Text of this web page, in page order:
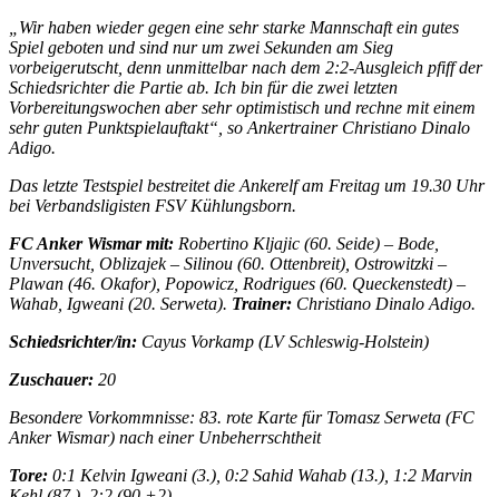
„Wir haben wieder gegen eine sehr starke Mannschaft ein gutes
Spiel geboten und sind nur um zwei Sekunden am Sieg
vorbeigerutscht, denn unmittelbar nach dem 2:2-Ausgleich pfiff der
Schiedsrichter die Partie ab. Ich bin für die zwei letzten
Vorbereitungswochen aber sehr optimistisch und rechne mit einem
sehr guten Punktspielauftakt“, so Ankertrainer Christiano Dinalo
Adigo.
Das letzte Testspiel bestreitet die Ankerelf am Freitag um 19.30 Uhr
bei Verbandsligisten FSV Kühlungsborn.
FC Anker Wismar mit: Robertino Kljajic (60. Seide) – Bode,
Unversucht, Oblizajek – Silinou (60. Ottenbreit), Ostrowitzki –
Plawan (46. Okafor), Popowicz, Rodrigues (60. Queckenstedt) –
Wahab, Igweani (20. Serweta). Trainer: Christiano Dinalo Adigo.
Schiedsrichter/in: Cayus Vorkamp (LV Schleswig-Holstein)
Zuschauer: 20
Besondere Vorkommnisse: 83. rote Karte für Tomasz Serweta (FC
Anker Wismar) nach einer Unbeherrschtheit
Tore: 0:1 Kelvin Igweani (3.), 0:2 Sahid Wahab (13.), 1:2 Marvin